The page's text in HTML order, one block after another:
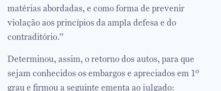
matérias abordadas, e como forma de prevenir
violação aos princípios da ampla defesa e do
contraditório.”
Determinou, assim, o retorno dos autos, para que
sejam conhecidos os embargos e apreciados em 1º
grau e firmou a seguinte ementa ao julgado: